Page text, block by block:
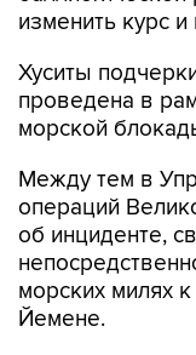
изменить курс
Хуситы
проведена в
морской
Между тем в
операций
об инциденте,
морских милях
Йемене.